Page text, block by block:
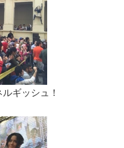
ギッシュ！